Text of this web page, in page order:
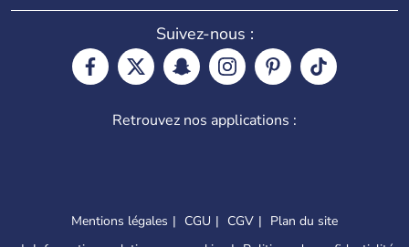
Suivez-nous :
Retrouvez nos applications :
Mentions légales CGU CGV
Plan du site